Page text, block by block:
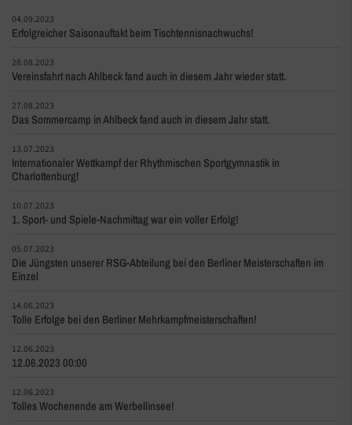
04.09.2023
Erfolgreicher Saisonauftakt beim Tischtennisnachwuchs!
28.08.2023
Vereinsfahrt nach Ahlbeck fand auch in diesem Jahr wieder statt.
27.08.2023
Das Sommercamp in Ahlbeck fand auch in diesem Jahr statt.
13.07.2023
Internationaler Wettkampf der Rhythmischen Sportgymnastik in
Charlottenburg!
10.07.2023
1. Sport- und Spiele-Nachmittag war ein voller Erfolg!
05.07.2023
Die Jüngsten unserer RSG-Abteilung bei den Berliner Meisterschaften im
Einzel
14.06.2023
Tolle Erfolge bei den Berliner Mehrkampfmeisterschaften!
12.06.2023
12.06.2023 00:00
12.06.2023
Tolles Wochenende am Werbellinsee!